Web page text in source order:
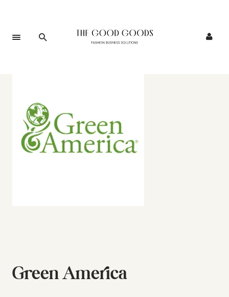
Green America